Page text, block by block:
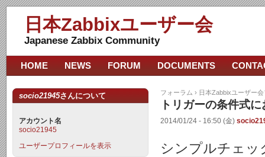
日本Zabbixユーザー会
Japanese Zabbix Community
フォーラム › 日本Zabbixユーザー
トリガーの条件式
2014/01/24 - 16:50 (金)
シンプルチェッ
HOME NEWS FORUM DOCUMENTS
socio21945さんについて
アカウント名
socio21945
ユーザープロフィールを表示